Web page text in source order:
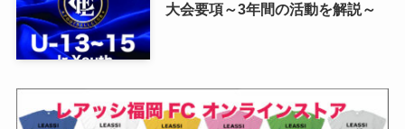
大会要項～3年間の活動を解説～